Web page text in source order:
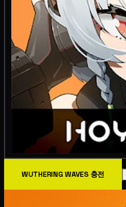
WUTHERING WAVES 충전